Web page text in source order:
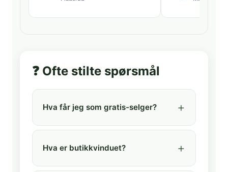
❓ Ofte stilte spørsmål
Hva får jeg som gratis-selger?
Hva er butikkvinduet?